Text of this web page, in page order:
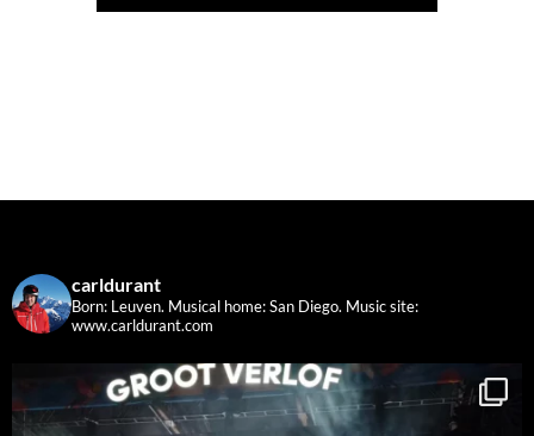
carldurant
Born: Leuven. Musical home: San Diego. Music site:
www.carldurant.com